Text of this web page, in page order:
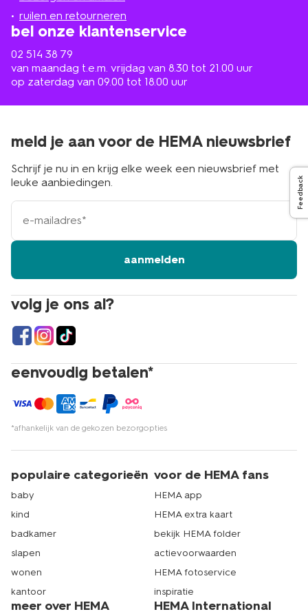
ruilen en retourneren
bel onze klantenservice
02 514 38 79
van maandag t.e.m. vrijdag van 8.30 tot 21.00 uur
op zaterdag van 09.00 tot 18.00 uur
buurt
volg je ons al?
eenvoudig betalen*
*afhankelijk van de gekozen bezorgopties
meld je aan voor de HEMA nieuwsbrief
Schrijf je nu in en krijg elke week een nieuwsbrief met
leuke aanbiedingen.
e-
mailadres
aanmelden
populaire categorieën
baby
kind
badkamer
slapen
wonen
kantoor
voor de HEMA fans
HEMA app
HEMA extra kaart
bekijk HEMA folder
actievoorwaarden
HEMA fotoservice
inspiratie
meer over HEMA HEMA International
Feedback